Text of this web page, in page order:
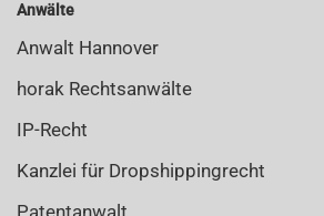
Anwälte
Anwalt Hannover
horak Rechtsanwälte
IP-Recht
Kanzlei für Dropshippingrecht